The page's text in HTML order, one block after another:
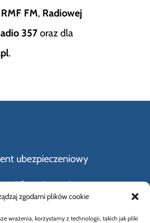
zgodami plików cookie
wrażenia, korzystamy z technologii, takich jak pliki
RMF FM, Radiowej
357 oraz dla
.
ubezpieczeniowy
Ubezpieczeniowe